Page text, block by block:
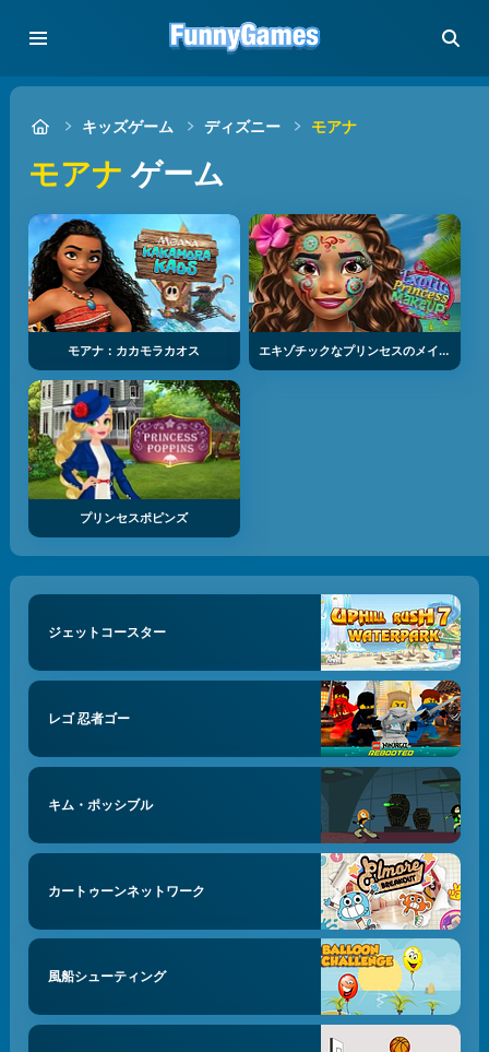
キッズゲーム ディズニー モアナ
モアナゲーム
モアナ：カカモラカオス エキゾチックなプリンセスのメイクアップ
プリンセスポピンズ
ジェットコースター
レゴ 忍者ゴー
キム・ポッシブル
カートゥーンネットワーク
風船シューティング